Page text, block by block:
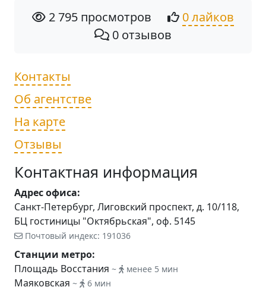
2 795 просмотров
0 лайков
0 отзывов
Контакты
Об агентстве
На карте
Отзывы
Контактная информация
Адрес офиса:
Санкт-Петербург, Лиговский проспект, д. 10/118,
БЦ гостиницы "Октябрьская", оф. 5145
Почтовый индекс: 191036
Станции метро:
Площадь Восстания ~ менее 5 мин
Маяковская ~ 6 мин